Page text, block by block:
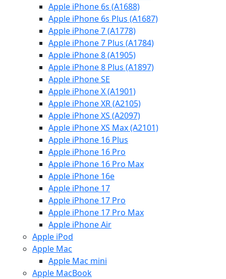
Apple iPhone 6s (A1688)
Apple iPhone 6s Plus (A1687)
Apple iPhone 7 (A1778)
Apple iPhone 7 Plus (A1784)
Apple iPhone 8 (A1905)
Apple iPhone 8 Plus (A1897)
Apple iPhone SE
Apple iPhone X (A1901)
Apple iPhone XR (A2105)
Apple iPhone XS (A2097)
Apple iPhone XS Max (A2101)
Apple iPhone 16 Plus
Apple iPhone 16 Pro
Apple iPhone 16 Pro Max
Apple iPhone 16e
Apple iPhone 17
Apple iPhone 17 Pro
Apple iPhone 17 Pro Max
Apple iPhone Air
Apple iPod
Apple Mac
Apple Mac mini
Apple MacBook